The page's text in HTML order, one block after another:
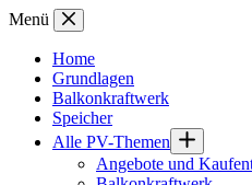
Zum
springen
Menü
Home
Grundlagen
Balkonkraftwerk
Speicher
Alle PV-Themen
Angebote und